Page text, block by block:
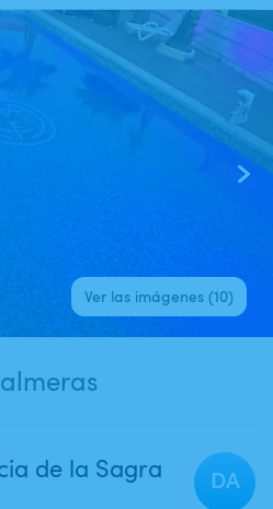
Ver las imágenes (10)
de la Sagra DA